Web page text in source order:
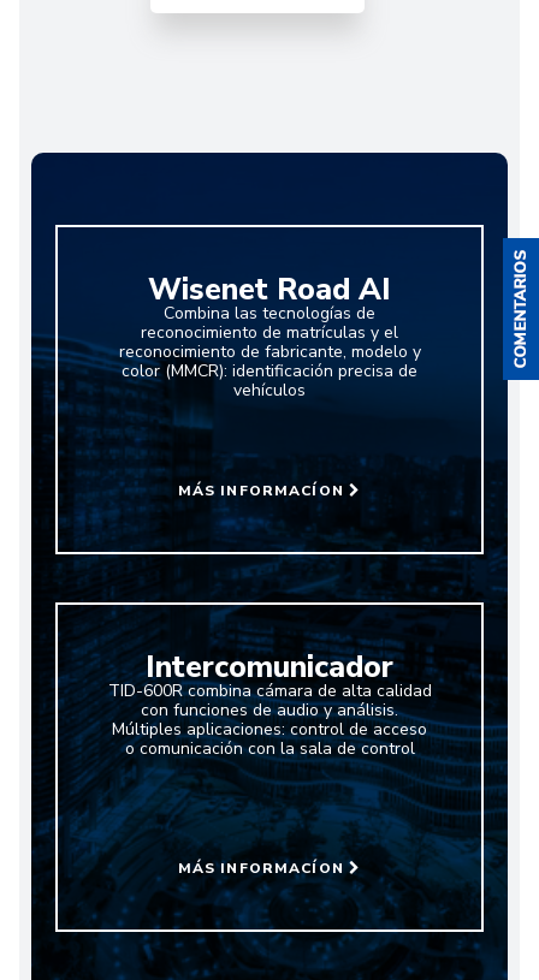
Wisenet Road AI
Combina las tecnologías de
reconocimiento de matrículas y el
reconocimiento de fabricante, modelo y
color (MMCR): identificación precisa de
vehículos
MÁS INFORMACÍON
Intercomunicador
TID-600R combina cámara de alta calidad
con funciones de audio y análisis.
Múltiples aplicaciones: control de acceso
o comunicación con la sala de control
MÁS INFORMACÍON